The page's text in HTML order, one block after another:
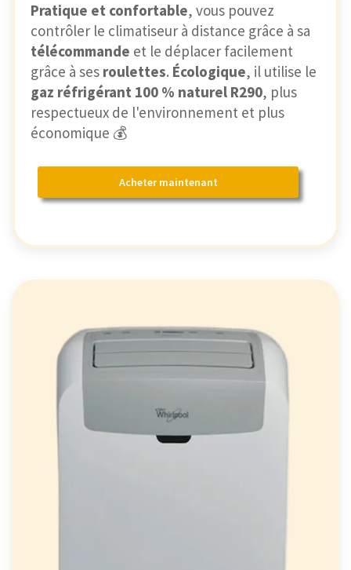
Pratique et confortable, vous pouvez
contrôler le climatiseur à distance grâce à sa
télécommande et le déplacer facilement
grâce à ses roulettes. Écologique, il utilise le
gaz réfrigérant 100 % naturel R290, plus
respectueux de l'environnement et plus
économique 💰
Acheter maintenant